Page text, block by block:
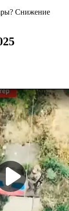
Снижение